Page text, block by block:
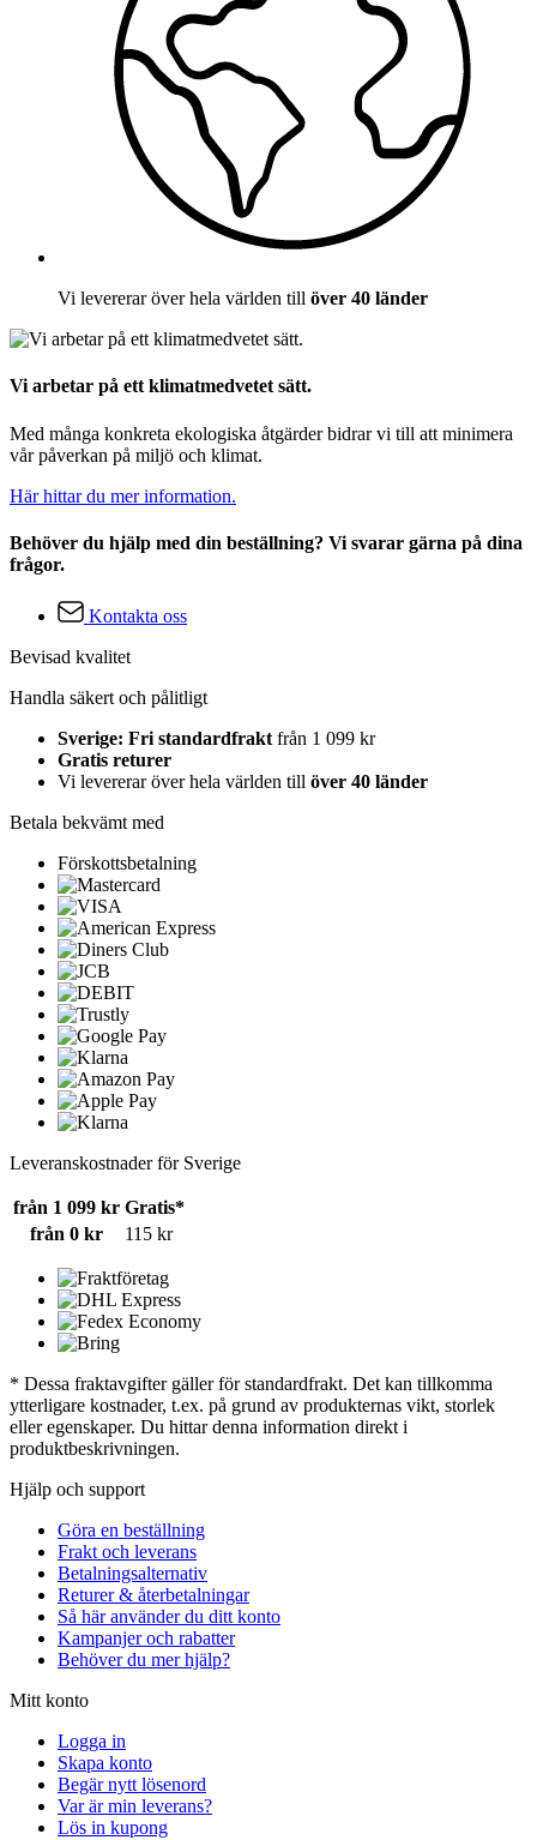
Vi levererar över hela världen till över 40 länder
Vi arbetar på ett klimatmedvetet sätt.
Med många konkreta ekologiska åtgärder bidrar vi till att minimera
vår påverkan på miljö och klimat.
Här hittar du mer information.
Behöver du hjälp med din beställning? Vi svarar gärna på dina
frågor.
Kontakta oss
Bevisad kvalitet
Handla säkert och pålitligt
Sverige: Fri standardfrakt från 1 099 kr
Gratis returer
Vi levererar över hela världen till över 40 länder
Betala bekvämt med
Förskottsbetalning
Leveranskostnader för Sverige
från 1 099 kr Gratis*
från 0 kr
115 kr
* Dessa fraktavgifter gäller för standardfrakt. Det kan tillkomma
ytterligare kostnader, t.ex. på grund av produkternas vikt, storlek
eller egenskaper. Du hittar denna information direkt i
produktbeskrivningen.
Hjälp och support
Göra en beställning
Frakt och leverans
Betalningsalternativ
Returer & återbetalningar
Så här använder du ditt konto
Kampanjer och rabatter
Behöver du mer hjälp?
Mitt konto
Logga in
Skapa konto
Begär nytt lösenord
Var är min leverans?
Lös in kupong